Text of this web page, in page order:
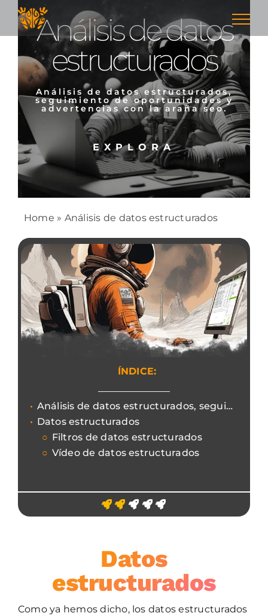
Skip
contentAnálisis de datos
estructurados
Análisis de datos estructurados,
seguimiento de oportunidades y
advertencias con la araña seo.
EXPLORA
Home » Análisis de datos estructurados
ÍNDICE:
Análisis de datos estructurados, seguimiento de oportunidades y advertencias con la araña seo.
Datos estructurados
Filtros de datos estructurados
Vídeo de datos estructurados
Datos
estructurados
Como ya hemos dicho, los datos estructurados